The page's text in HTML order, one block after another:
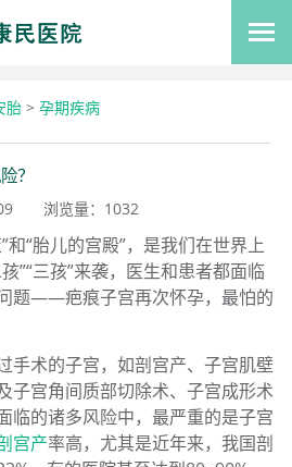
胎 > 孕期疾病
？
浏览量： 1032
和“胎儿的宫殿”，是我们在世界上
”“三孩”来袭，医生和患者都面临
题——疤痕子宫再次怀孕，最怕的
手术的子宫，如剖宫产、子宫肌壁
子宫角间质部切除术、子宫成形术
临的诸多风险中，最严重的是子宫
宫产率高，尤其是近年来，我国剖